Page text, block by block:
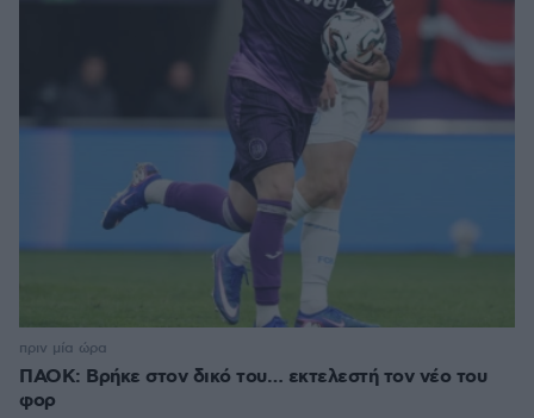
ΠΑΟΚ: Βρήκε στον δικό του… εκτελεστή τον νέο του
φορ
πριν μία ώρα